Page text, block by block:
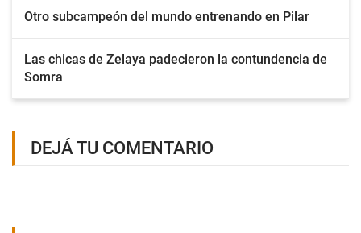
Otro subcampeón del mundo entrenando en Pilar
Las chicas de Zelaya padecieron la contundencia de
Somra
DEJÁ TU COMENTARIO